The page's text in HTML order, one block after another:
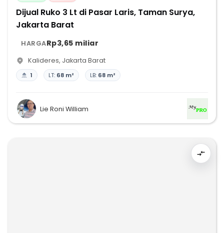
Dijual Ruko 3 Lt di Pasar Laris, Taman Surya,
Jakarta Barat
HARGARp3,65 miliar
Kalideres, Jakarta Barat
1 LT: 68 m² LB: 68 m²
Lie Roni William